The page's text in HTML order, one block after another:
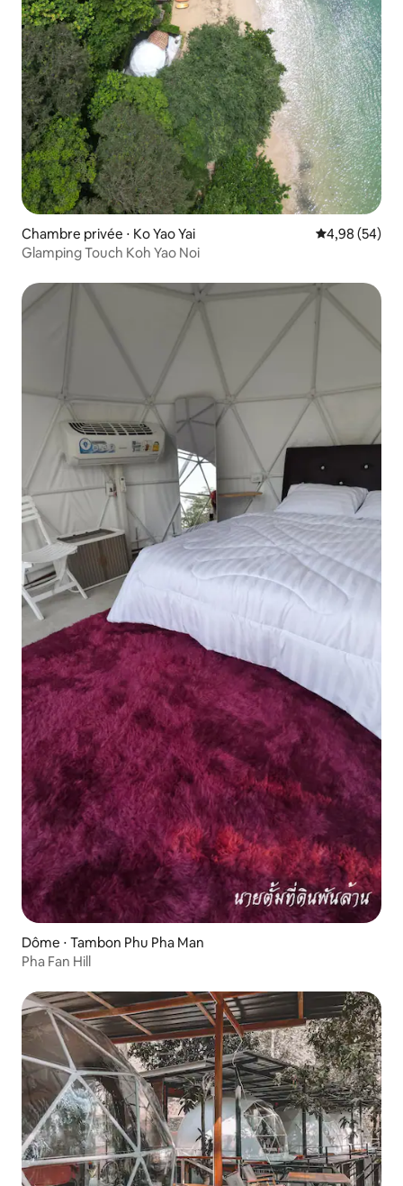
Chambre privée ⋅ Ko Yao Yai Évaluation
4,98 (54)
Glamping Touch Koh Yao Noi
Dôme ⋅ Tambon Phu Pha Man
Pha Fan Hill